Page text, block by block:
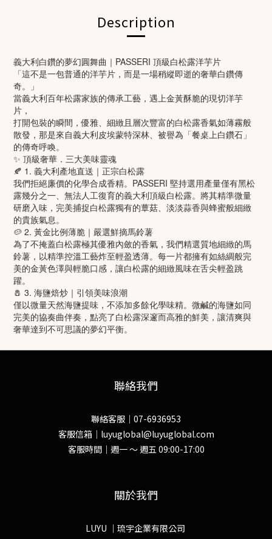
Description
義大利白鑽的夢幻圓舞曲｜PASSERI 頂級白松露洋芋片
「這不是一包普通的洋芋片，而是一場稍縱即逝的奢華白鑽傳
奇。」
當義大利百年松露家族的傳承工藝，遇上金黃酥脆的現切洋芋
片，
打開包裝的瞬間，優雅、細緻且層次豐富的白松露香氣如薄霧般
散發，那是來自義大利皮埃蒙特深林、被譽為「餐桌上白鑽石」
的傳奇呼喚。
✨ 頂級奢華．三大美味靈魂
🍂 1. 義大利產地直送｜正宗白松露
我們拒絕廉價的化學合成香精。PASSERI 堅持選用產量僅有黑松
露幾分之一、無法人工復育的義大利頂級白松露。將其精準微量
研磨入味，完美捕捉白松露獨有的蕈菇、淡淡蒜香與蜂蜜般細緻
的貴族氣息。
🥔 2. 黃金比例薄脆｜嚴選鮮摘馬鈴薯
為了不掩蓋白松露極其優雅內斂的香氣，我們精選質地細緻的馬
鈴薯，以精準控溫工藝炸至輕盈透薄。每一片都擁有如絲綢般完
美的金黃色澤與輕脆口感，讓白松露的細緻風味在舌尖輕盈跳
躍。
🧂 3. 海鹽焙炒｜引領美味浪潮
僅以微量天然海鹽提味，不添加多餘化學味精。微鹹的海鹽如同
完美的協奏曲伴奏，點亮了白松露深邃而高雅的鮮美，讓清爽與
奢華達到不可思議的夢幻平衡。
聯絡我們
聯絡客服｜07-6936953
客服信箱｜luyuglobal@luyuglobal.com
客服時間｜週一 ～ 週五 09:00-17:00
關於我們
LUYU ｜琉宇企業有限公司